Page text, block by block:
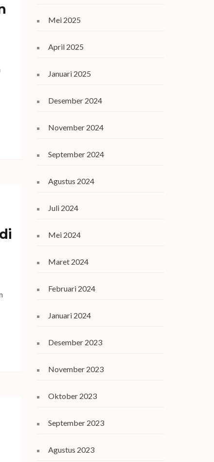
Mei 2025
April 2025
Januari 2025
Desember 2024
November 2024
September 2024
Agustus 2024
Juli 2024
Mei 2024
Maret 2024
Februari 2024
Januari 2024
Desember 2023
November 2023
Oktober 2023
September 2023
Agustus 2023